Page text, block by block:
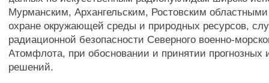
Мурманским, Архангельским, Ростовским
охране окружающей среды и природных ресурсов,
радиационной безопасности Северного военно-
Атомфлота, при обосновании и принятии прогнозных
решений.